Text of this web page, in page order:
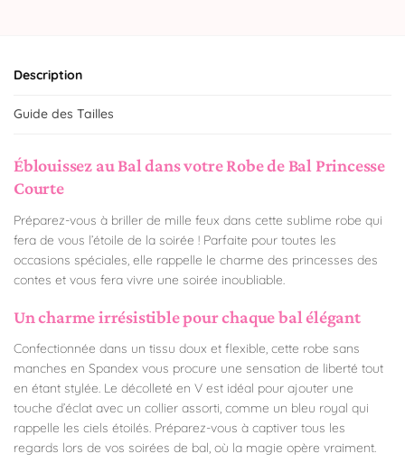
Description
Guide des Tailles
Éblouissez au Bal dans votre Robe de Bal Princesse
Courte
Préparez-vous à briller de mille feux dans cette sublime robe qui
fera de vous l’étoile de la soirée ! Parfaite pour toutes les
occasions spéciales, elle rappelle le charme des princesses des
contes et vous fera vivre une soirée inoubliable.
Un charme irrésistible pour chaque bal élégant
Confectionnée dans un tissu doux et flexible, cette robe sans
manches en Spandex vous procure une sensation de liberté tout
en étant stylée. Le décolleté en V est idéal pour ajouter une
touche d’éclat avec un collier assorti, comme un bleu royal qui
rappelle les ciels étoilés. Préparez-vous à captiver tous les
regards lors de vos soirées de bal, où la magie opère vraiment.